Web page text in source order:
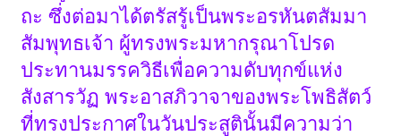
ถะ ซึ่งต่อมาได้ตรัสรู้เป็นพระอรหันตสัมมา
สัมพุทธเจ้า ผู้ทรงพระมหากรุณาโปรด
ประทานมรรควิธีเพื่อความดับทุกข์แห่ง
สังสารวัฏ พระอาสภิวาจาของพระโพธิสัตว์
ที่ทรงประกาศในวันประสูตินั้นมีความว่า